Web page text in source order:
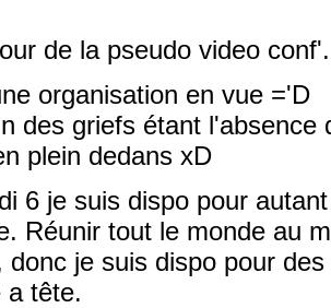
de la pseudo video conf'.
organisation en vue ='D
des griefs étant l'absence
plein dedans xD
6 je suis dispo pour
Réunir tout le monde au
donc je suis dispo pour
a tête.